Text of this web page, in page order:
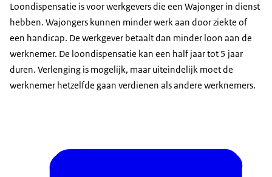
Loondispensatie is voor werkgevers die een Wajonger in dienst
hebben. Wajongers kunnen minder werk aan door ziekte of
een handicap. De werkgever betaalt dan minder loon aan de
werknemer. De loondispensatie kan een half jaar tot 5 jaar
duren. Verlenging is mogelijk, maar uiteindelijk moet de
werknemer hetzelfde gaan verdienen als andere werknemers.